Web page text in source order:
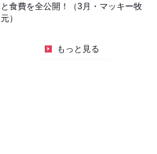
と食費を全公開！（3月・マッキー牧
元）
もっと見る